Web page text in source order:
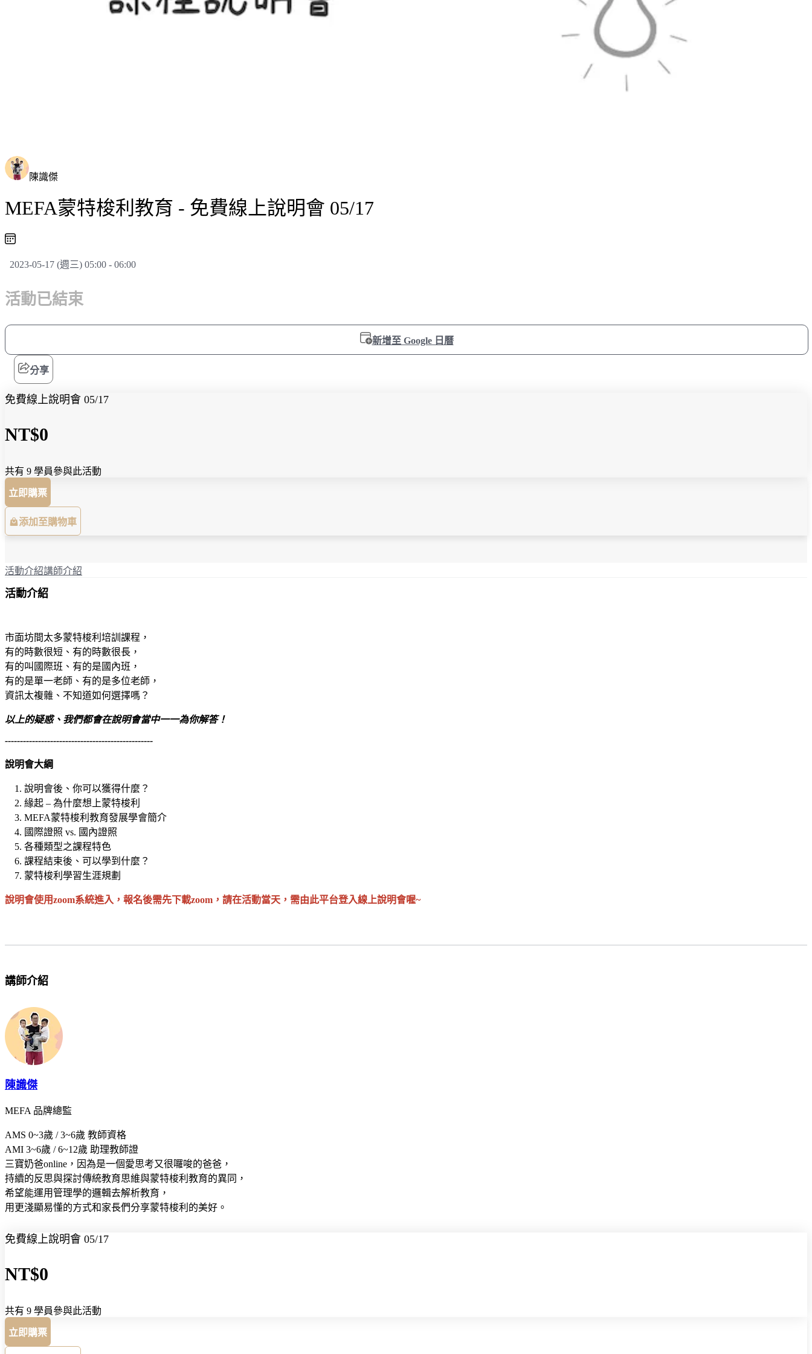
陳識傑
MEFA蒙特梭利教育 - 免費線上說明會 05/17
2023-05-17 (週三) 05:00 - 06:00
活動已結束
新增至 Google 日曆
分享
免費線上說明會 05/17
NT$0
共有 9 學員參與此活動
立即購票
添加至購物車
活動介紹講師介紹
活動介紹
市面坊間太多蒙特梭利培訓課程，
有的時數很短、有的時數很長，
有的叫國際班、有的是國內班，
有的是單一老師、有的是多位老師，
資訊太複雜、不知道如何選擇嗎？
以上的疑惑、我們都會在說明會當中一一為你解答！
-------------------------------------------------
說明會大綱
說明會後、你可以獲得什麼？
緣起 – 為什麼想上蒙特梭利
MEFA蒙特梭利教育發展學會簡介
國際證照 vs. 國內證照
各種類型之課程特色
課程結束後、可以學到什麼？
蒙特梭利學習生涯規劃
說明會使用zoom系統進入，報名後需先下載zoom，請在活動當天，需由此平台登入線上說明會喔~
講師介紹
陳識傑
MEFA 品牌總監
AMS 0~3歲 / 3~6歲 教師資格
AMI 3~6歲 / 6~12歲 助理教師證
三寶奶爸online，因為是一個愛思考又很囉唆的爸爸，
持續的反思與探討傳統教育思維與蒙特梭利教育的異同，
希望能運用管理學的邏輯去解析教育，
用更淺顯易懂的方式和家長們分享蒙特梭利的美好。
免費線上說明會 05/17
NT$0
共有 9 學員參與此活動
立即購票